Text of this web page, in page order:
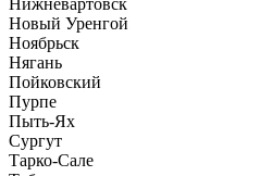
Новый Уренгой
Ноябрьск
Нягань
Пойковский
Пурпе
Пыть-Ях
Сургут
Тарко-Сале